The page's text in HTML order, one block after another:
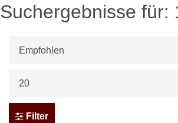
Suchergebnisse für:
Filter